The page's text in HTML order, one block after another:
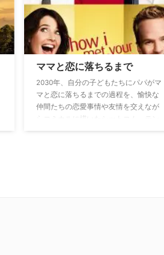
ママと恋に落ちるまで
2030年、自分の子どもたちにパパがマ
マと恋に落ちるまでの過程を、愉快な
仲間たちの恋愛事情や友情を交えなが
らコミカルに描いたシットコム。テン